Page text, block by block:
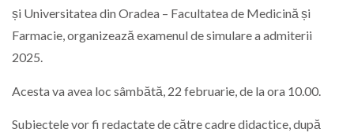
și Universitatea din Oradea – Facultatea de Medicină și
Farmacie, organizează examenul de simulare a admiterii
2025.
Acesta va avea loc sâmbătă, 22 februarie, de la ora 10.00.
Subiectele vor fi redactate de către cadre didactice, după